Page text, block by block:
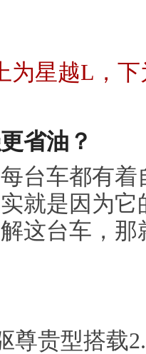
为星越L，
省油？
台车都有
就是因为
这台车，
尊贵型搭载